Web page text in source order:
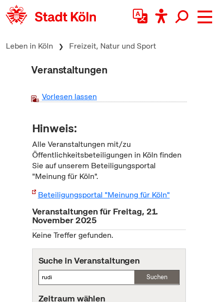
zum Inhalt springen
Leben in Köln Freizeit, Natur und Sport
Veranstaltungen
Vorlesen lassen
Hinweis:
Alle Veranstaltungen mit/zu
Öffentlichkeitsbeteiligungen in Köln finden
Sie auf unserem Beteiligungsportal
"Meinung für Köln".
Beteiligungsportal "Meinung für Köln"
Veranstaltungen für Freitag, 21.
November 2025
Keine Treffer gefunden.
Suche in Veranstaltungen
Suchen
Zeitraum wählen